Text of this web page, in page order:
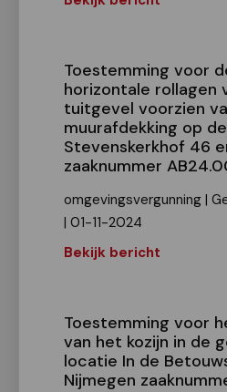
Toestemming voor
horizontale rollagen
tuitgevel voorzien
muurafdekking op
Stevenskerkhof 46
zaaknummer
omgevingsvergunning |
| 01-11-2024
Bekijk bericht
Toestemming voor
van het kozijn in de
locatie In de
Nijmegen